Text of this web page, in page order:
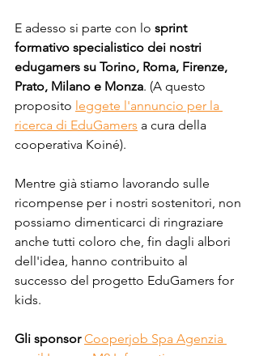
E adesso si parte con lo sprint
formativo specialistico dei nostri
edugamers su Torino, Roma, Firenze,
Prato, Milano e Monza. (A questo
proposito leggete l'annuncio per la
ricerca di EduGamers a cura della
cooperativa Koiné).
Mentre già stiamo lavorando sulle
ricompense per i nostri sostenitori, non
possiamo dimenticarci di ringraziare
anche tutti coloro che, fin dagli albori
dell'idea, hanno contribuito al
successo del progetto EduGamers for
kids.
Gli sponsor Cooperjob Spa Agenzia